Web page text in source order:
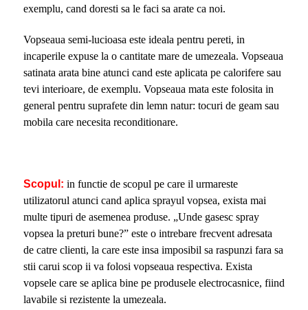
exemplu, cand doresti sa le faci sa arate ca noi.
Vopseaua semi-lucioasa este ideala pentru pereti, in
incaperile expuse la o cantitate mare de umezeala. Vopseaua
satinata arata bine atunci cand este aplicata pe calorifere sau
tevi interioare, de exemplu. Vopseaua mata este folosita in
general pentru suprafete din lemn natur: tocuri de geam sau
mobila care necesita reconditionare.
Scopul: in functie de scopul pe care il urmareste
utilizatorul atunci cand aplica sprayul vopsea, exista mai
multe tipuri de asemenea produse. „Unde gasesc spray
vopsea la preturi bune?” este o intrebare frecvent adresata
de catre clienti, la care este insa imposibil sa raspunzi fara sa
stii carui scop ii va folosi vopseaua respectiva. Exista
vopsele care se aplica bine pe produsele electrocasnice, fiind
lavabile si rezistente la umezeala.